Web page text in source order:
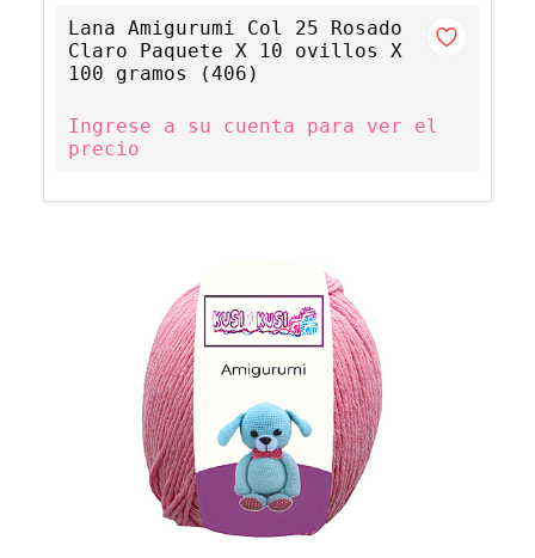
Lana Amigurumi Col 25 Rosado
Claro Paquete X 10 ovillos X
100 gramos (406)
Ingrese a su cuenta para ver el
precio